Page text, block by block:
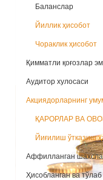
Баланслар
Йиллик ҳисобот
Чораклик ҳисобот
Қимматли қоғозлар
Аудитор хулосаси
Акциядорларнинг
ҚАРОРЛАР ВА
Йиғилиш ўтказиш
Аффилланган
Ҳисобланган ва